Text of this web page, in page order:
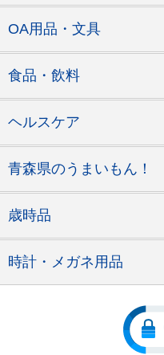
OA用品・文具
食品・飲料
ヘルスケア
青森県のうまいもん！
歳時品
時計・メガネ用品